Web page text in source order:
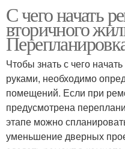
С чего начать
вторичного
Чтобы знать с чего
руками, необходимо
помещений. Если при
предусмотрена
этапе можно
уменьшение дверных